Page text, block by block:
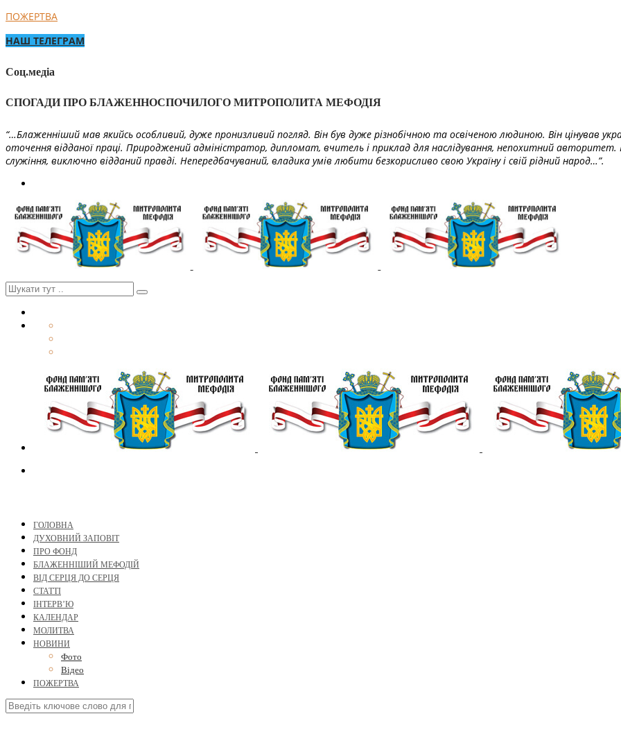
ПОЖЕРТВА
НАШ ТЕЛЕГРАМ
Соц.медіа
СПОГАДИ ПРО БЛАЖЕННОСПОЧИЛОГО МИТРОПОЛИТА МЕФОДІЯ
“…Блаженніший мав якийсь особливий, дуже пронизливий погляд. Він був дуже різнобічною та освіченою людиною. Він цінував
оточення відданої праці. Природжений адміністратор, дипломат, вчитель і приклад для наслідування, непохитний
служіння, виключно відданий правді. Непередбачуваний, владика умів любити безкорисливо свою Україну і свій рідний народ…”.
ГОЛОВНА
ДУХОВНИЙ ЗАПОВІТ
ПРО ФОНД
БЛАЖЕННІШИЙ МЕФОДІЙ
ВІД СЕРЦЯ ДО СЕРЦЯ
СТАТТІ
ІНТЕРВ’Ю
КАЛЕНДАР
МОЛИТВА
НОВИНИ
Фото
Відео
ПОЖЕРТВА